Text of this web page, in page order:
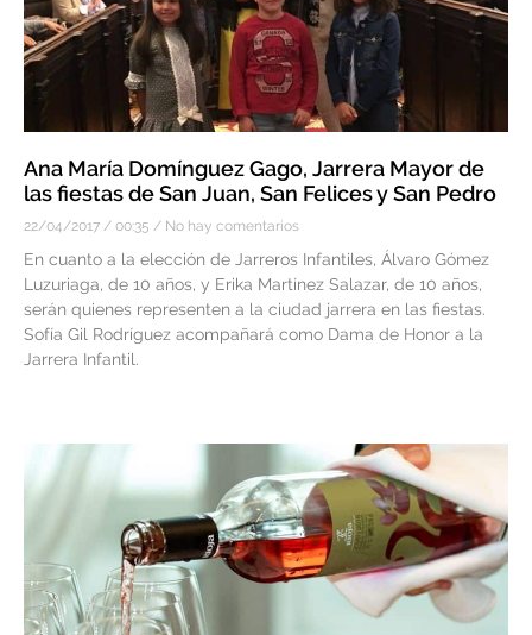
Ana María Domínguez Gago, Jarrera Mayor de
las fiestas de San Juan, San Felices y San Pedro
22/04/2017 00:35 No hay comentarios
En cuanto a la elección de Jarreros Infantiles, Álvaro Gómez
Luzuriaga, de 10 años, y Erika Martínez Salazar, de 10 años,
serán quienes representen a la ciudad jarrera en las fiestas.
Sofía Gil Rodríguez acompañará como Dama de Honor a la
Jarrera Infantil.